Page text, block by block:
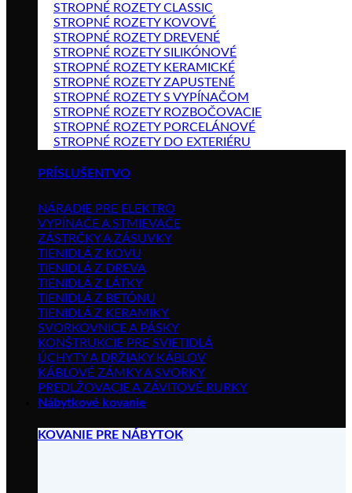
STROPNÉ ROZETY CLASSIC
STROPNÉ ROZETY KOVOVÉ
STROPNÉ ROZETY DREVENÉ
STROPNÉ ROZETY SILIKÓNOVÉ
STROPNÉ ROZETY KERAMICKÉ
STROPNÉ ROZETY ZAPUSTENÉ
STROPNÉ ROZETY S VYPÍNAČOM
STROPNÉ ROZETY ROZBOČOVACIE
STROPNÉ ROZETY PORCELÁNOVÉ
STROPNÉ ROZETY DO EXTERIÉRU
PRÍSLUŠENTVO
NÁRADIE PRE ELEKTRO
VYPÍNAČE A STMIEVAČE
ZÁSTRČKY A ZÁSUVKY
TIENIDLÁ Z KOVU
TIENIDLÁ Z DREVA
TIENIDLÁ Z LÁTKY
TIENIDLÁ Z BETÓNU
TIENIDLÁ Z KERAMIKY
SVORKOVNICE A PÁSKY
KONŠTRUKCIE PRE SVIETIDLÁ
ÚCHYTY A DRŽIAKY KÁBLOV
KÁBLOVÉ ZÁMKY A SVORKY
PREDLŽOVACIE A ZÁVITOVÉ RURKY
Nábytkové kovanie
KOVANIE PRE NÁBYTOK